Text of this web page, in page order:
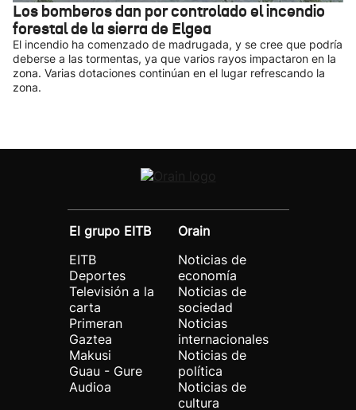
Los bomberos dan por controlado el incendio
forestal de la sierra de Elgea
El incendio ha comenzado de madrugada, y se cree que podría
deberse a las tormentas, ya que varios rayos impactaron en la
zona. Varias dotaciones continúan en el lugar refrescando la
zona.
El grupo EITB
EITB
Deportes
Televisión a la
carta
Primeran
Gaztea
Makusi
Guau - Gure
Audioa
Orain
Noticias de
economía
Noticias de
sociedad
Noticias
internacionales
Noticias de
política
Noticias de
cultura